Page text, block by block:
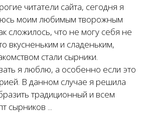
читатели сайта, сегодня я
моим любимым творожным
сложилось, что не могу себя не
вкусненьким и сладеньким,
стали сырники.
я люблю, а особенно если это
В данном случае я решила
традиционный и всем
сырников ...